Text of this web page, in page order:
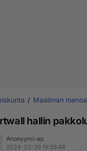
Maailman menoa
hallin
Anonyymi-ap
2024-02-29 19:33:48